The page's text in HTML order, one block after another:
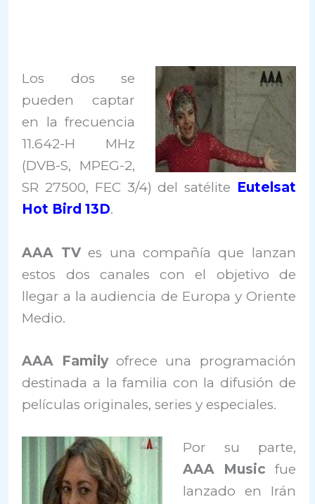
Los dos se
pueden captar
en la frecuencia
11.642-H MHz
(DVB-S, MPEG-2,
SR 27500, FEC 3/4) del satélite Eutelsat
Hot Bird 13D.
AAA TVes una compañía que lanzan
estos dos canales con el objetivo de
llegar a la audiencia de Europa y Oriente
Medio.
AAA Familyofrece una programación
destinada a la familia con la difusión de
películas originales, series y especiales.
Por su parte,
AAA Music fue
lanzado en Irán